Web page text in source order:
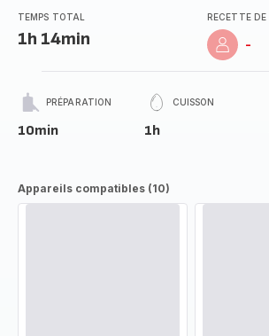
TEMPS TOTAL
1h 14min
RECETTE DE
-
PRÉPARATION
10min
CUISSON
1h
Appareils compatibles (10)